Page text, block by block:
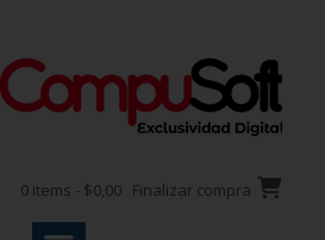
0 items - $0,00 Finalizar compra